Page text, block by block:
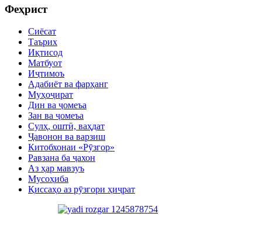
Феҳрист
Сиёсат
Таърих
Иқтисод
Матбуот
Иҷтимоъ
Адабиёт ва фарҳанг
Муҳоҷират
Дин ва ҷомеъа
Зан ва ҷомеъа
Сулҳ, оштӣ, ваҳдат
Ҷавонон ва варзиш
Китобхонаи «Рӯзгор»
Равзана ба ҷахон
Аз ҳар мавзуъ
Мусоҳиба
Қиссаҳо аз рӯзгори ҳиҷрат